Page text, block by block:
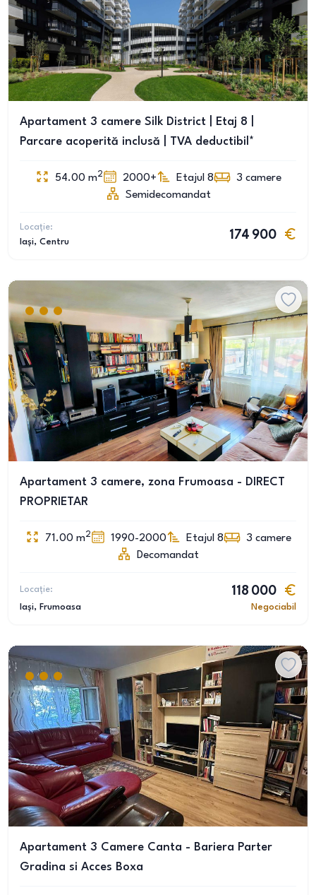
Apartament 3 camere Silk District | Etaj 8 |
Parcare acoperită inclusă | TVA deductibil*
54.00 m2 2000+ Etajul 8 3 camere
Semidecomandat
Locație:
Iași, Centru
174 900
Apartament 3 camere, zona Frumoasa - DIRECT
PROPRIETAR
71.00 m2 1990-2000 Etajul 8 3 camere
Decomandat
Locație:
Iași, Frumoasa
118 000
Negociabil
Apartament 3 Camere Canta - Bariera Parter
Gradina si Acces Boxa